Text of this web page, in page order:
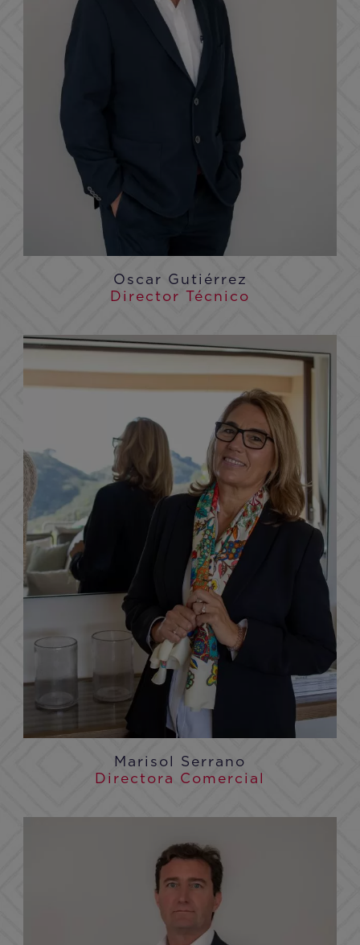
Oscar Gutiérrez
Director Técnico
Marisol Serrano
Directora Comercial